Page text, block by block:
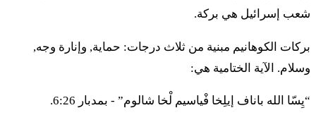
مِشْمِرِت مَسّاام
זֹאת עֲבֹדַת מִשְׁפְּחֹת בְּנֵי מְרָרִי לְכָל עֲבֹדָתָם
شعب إسرائيل هي بركة.
بركات الكوهانيم مبنية من ثلاث درجات: حماية, وإنارة وجه,
وسلام. الآية الختامية هي:
“يِسّا الله باناف إيلِخا فْياسيم لْخا شالوم” - بمدبار 6:26.